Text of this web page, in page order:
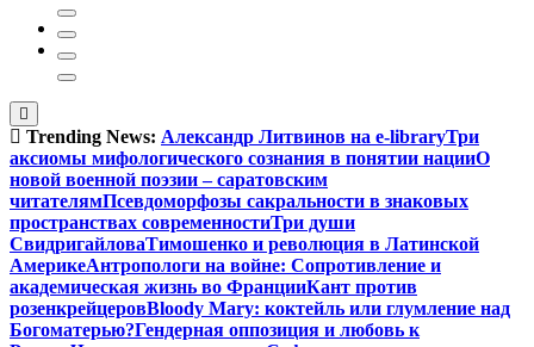
Trending News: Александр Литвинов на e-libraryТри
аксиомы мифологического сознания в понятии нацииО
новой военной поэзии – саратовским
читателямПсевдоморфозы сакральности в знаковых
пространствах современностиТри души
СвидригайловаТимошенко и революция в Латинской
АмерикеАнтропологи на войне: Сопротивление и
академическая жизнь во ФранцииКант против
розенкрейцеровBloody Mary: коктейль или глумление над
Богоматерью?Гендерная оппозиция и любовь к